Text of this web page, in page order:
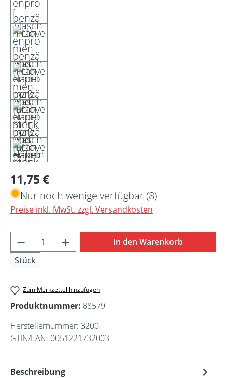
Regulärer Preis:
11,75 €
Nur noch wenige verfügbar (8)
Preise inkl. MwSt. zzgl. Versandkosten
Produkt Anzahl: Gib den gewünschten
Stück
In den Warenkorb
Zum Merkzettel hinzufügen
Produktnummer: 88579
Herstellernummer: 3200
GTIN/EAN: 0051221732003
Beschreibung